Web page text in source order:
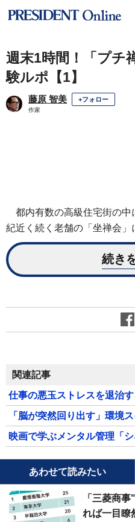
週末1時間！「プチ
験ルポ【1】
藤原 智美 +フォロー
作家
都内有数の高級住宅街の
紀近く続く老舗の「坐禅会
続き
関連記事
仕事の悪玉ストレスを退治
「脳が突然回り出す」環境
映画で学ぶメンタル管理「
あわせて読みたい
「三菱商
れば一目瞭